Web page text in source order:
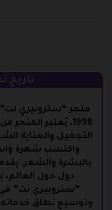
تاريخ
1998. يُعتبر
التجميل والعناية
واكتسب شهرة
بالبشرة والشعر.
دول حول
“ستروبيري نت”
وتوسيع نطاق خدماته